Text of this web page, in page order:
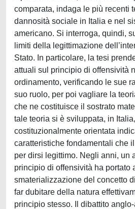
comparata, indaga le più recenti
dannosità sociale in Italia e nel
americano. Si interroga, quindi,
limiti della legittimazione
Stato. In particolare, la tesi
attuali sul principio di offensività
ordinamento, verificando le sue
suo ruolo, per poi vagliare la
che ne costituisce il sostrato
tale teoria si è sviluppata, in
costituzionalmente orientata
caratteristiche fondamentali che
per dirsi legittimo. Negli anni, un
principio di offensività ha portato
smaterializzazione del concetto
far dubitare della natura
principio stesso. Il dibattito